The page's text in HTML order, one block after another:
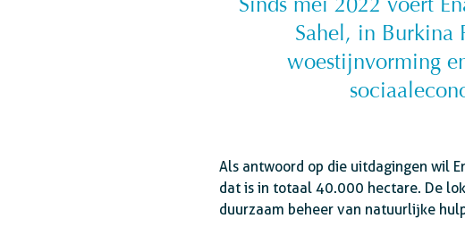
Sinds mei 2022 voert
Sahel, in Burkina
woestijnvorming
Als antwoord op die uitdagingen wil
dat is in totaal 40.000 hectare. De
duurzaam beheer van natuurlijke